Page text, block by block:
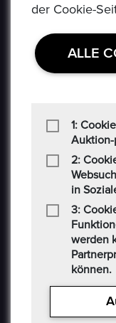
USEFUL LINKS
Verkäufer
Impressum
Social-Media AGB
Cookie
der Cookie-
ALLE
1:
Auktion-
2:
in
3:
werden
können.